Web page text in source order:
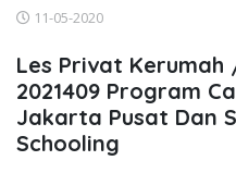
11-05-2020
Les Privat Kerumah
2021409 Program
Jakarta Pusat Dan
Schooling